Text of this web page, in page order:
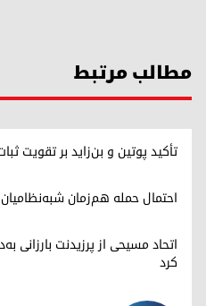
مطالب مرتبط
تأکید پوتین و بن‌زاید بر تقویت
احتمال حمله هم‌زمان
اتحاد مسیحی از پرزیدنت بارزانی
کرد